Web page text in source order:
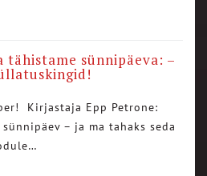
tähistame sünnipäeva: –
Kirjastaja Epp Petrone:
– ja ma tahaks seda